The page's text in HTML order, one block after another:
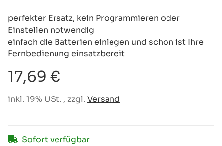
perfekter Ersatz, kein Programmieren oder
Einstellen notwendig
einfach die Batterien einlegen und schon ist Ihre
Fernbedienung einsatzbereit
17,69 €
inkl. 19% USt. , zzgl. Versand
Sofort verfügbar